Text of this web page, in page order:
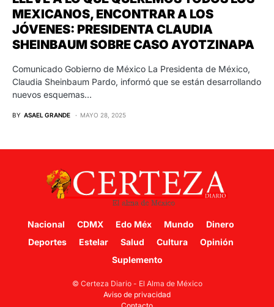
MEXICANOS, ENCONTRAR A LOS
JÓVENES: PRESIDENTA CLAUDIA
SHEINBAUM SOBRE CASO AYOTZINAPA
Comunicado Gobierno de México La Presidenta de México,
Claudia Sheinbaum Pardo, informó que se están desarrollando
nuevos esquemas…
BY ASAEL GRANDE MAYO 28, 2025
Nacional CDMX Edo Méx Mundo
Dinero
Deportes
Estelar Salud Cultura
Opinión
Suplemento
© Certeza Diario - El Alma de México
Aviso de privacidad